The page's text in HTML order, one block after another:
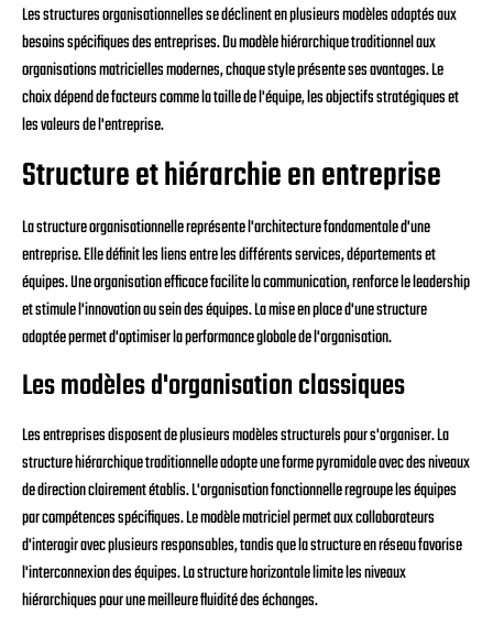
Les structures organisationnelles se déclinent en plusieurs modèles adaptés aux
besoins spécifiques des entreprises. Du modèle hiérarchique traditionnel aux
organisations matricielles modernes, chaque style présente ses avantages. Le
choix dépend de facteurs comme la taille de l'équipe, les objectifs stratégiques et
les valeurs de l'entreprise.
Structure et hiérarchie en entreprise
La structure organisationnelle représente l'architecture fondamentale d'une
entreprise. Elle définit les liens entre les différents services, départements et
équipes. Une organisation efficace facilite la communication, renforce le leadership
et stimule l'innovation au sein des équipes. La mise en place d'une structure
adaptée permet d'optimiser la performance globale de l'organisation.
Les modèles d'organisation classiques
Les entreprises disposent de plusieurs modèles structurels pour s'organiser. La
structure hiérarchique traditionnelle adopte une forme pyramidale avec des niveaux
de direction clairement établis. L'organisation fonctionnelle regroupe les équipes
par compétences spécifiques. Le modèle matriciel permet aux collaborateurs
d'interagir avec plusieurs responsables, tandis que la structure en réseau favorise
l'interconnexion des équipes. La structure horizontale limite les niveaux
hiérarchiques pour une meilleure fluidité des échanges.